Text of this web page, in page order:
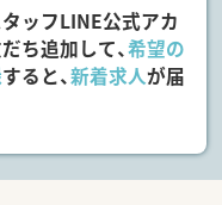
ッフLINE公式アカ
ち追加して、希望の
すると、新着求人が届